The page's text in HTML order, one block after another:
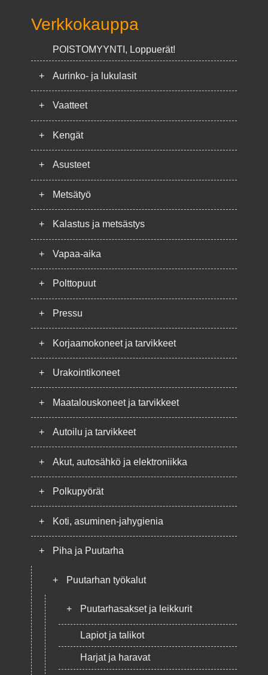
Verkkokauppa
POISTOMYYNTI, Loppuerät!
+ Aurinko- ja lukulasit
+ Vaatteet
+ Kengät
+ Asusteet
+ Metsätyö
+ Kalastus ja metsästys
+ Vapaa-aika
+ Polttopuut
+ Pressu
+ Korjaamokoneet ja tarvikkeet
+ Urakointikoneet
+ Maatalouskoneet ja tarvikkeet
+ Autoilu ja tarvikkeet
+ Akut, autosähkö ja elektroniikka
+ Polkupyörät
+ Koti, asuminen-jahygienia
+ Piha ja Puutarha
+ Puutarhan työkalut
+ Puutarhasakset ja leikkurit
Lapiot ja talikot
Harjat ja haravat